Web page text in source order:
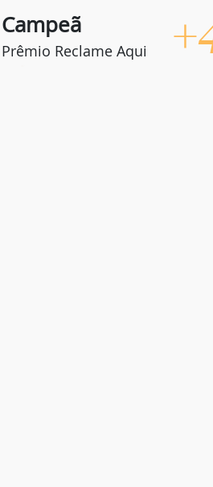
Campeã
Prêmio Reclame Aqui